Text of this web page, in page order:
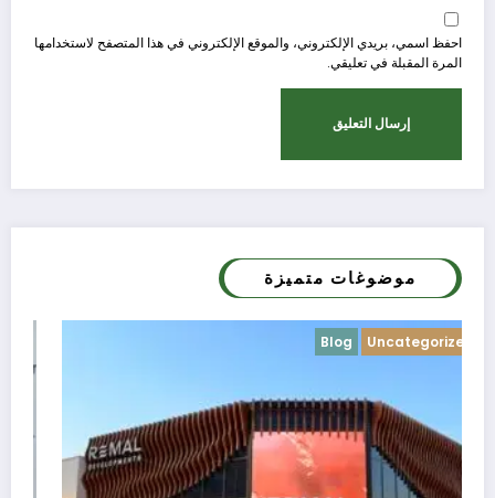
احفظ اسمي، بريدي الإلكتروني، والموقع الإلكتروني في هذا المتصفح لاستخدامها
المرة المقبلة في تعليقي.
موضوغات متميزة
Blog Uncategorized